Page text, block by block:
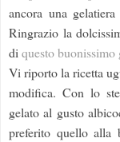
ancora una
Ringrazio la
diquesto buonissimo
Vi riporto la ricetta
modifica. Con lo
gelato al gusto
preferito quello alla